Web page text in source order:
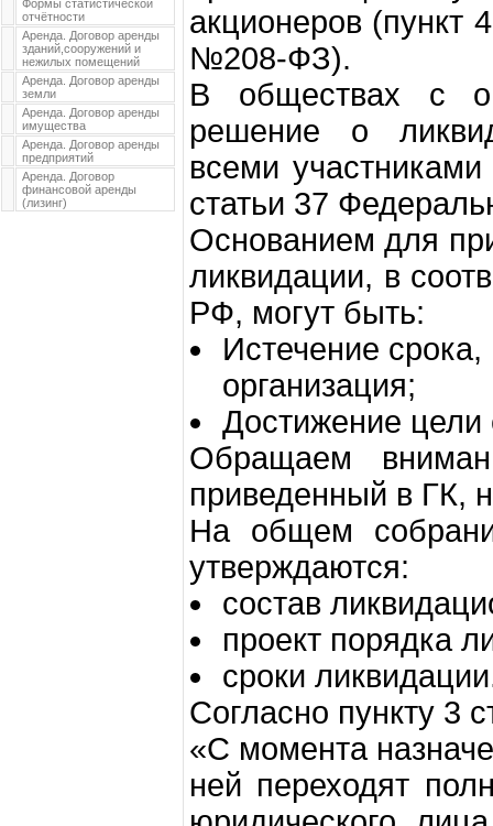
Формы статистической
отчётности
Аренда. Договор аренды
зданий,сооружений и
нежилых помещений
Аренда. Договор аренды
земли
Аренда. Договор аренды
имущества
Аренда. Договор аренды
предприятий
Аренда. Договор
финансовой аренды
(лизинг)
акционеров (пункт
№208-ФЗ).
В обществах с
решение о
всеми
статьи 37
Основанием для
ликвидации, в
РФ, могут быть:
Истечение
организация;
Достижение цели
Обращаем
приведенный в ГК,
На общем
утверждаются:
состав
проект порядка
сроки
Согласно пункту 3
«С момента
ней переходят